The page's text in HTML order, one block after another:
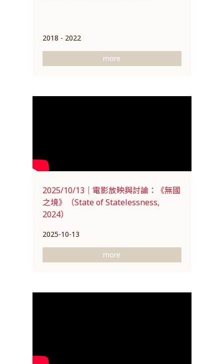
2018 - 2022
more
2025/10/13｜電影放映與討論：《無國
之境》（State of Statelessness,
2024）
2025-10-13
more